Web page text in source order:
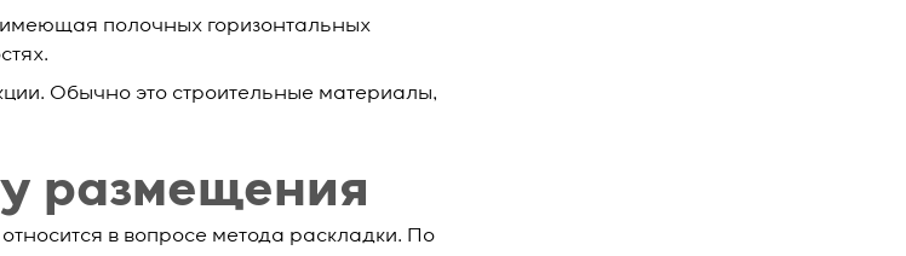
имеющая полочных горизонтальных
Обычно это строительные материалы,
размещения
в вопросе метода раскладки. По